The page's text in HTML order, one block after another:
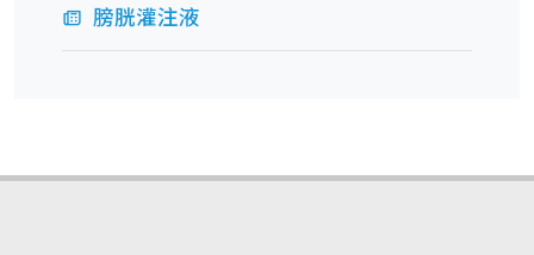
膀胱灌注液